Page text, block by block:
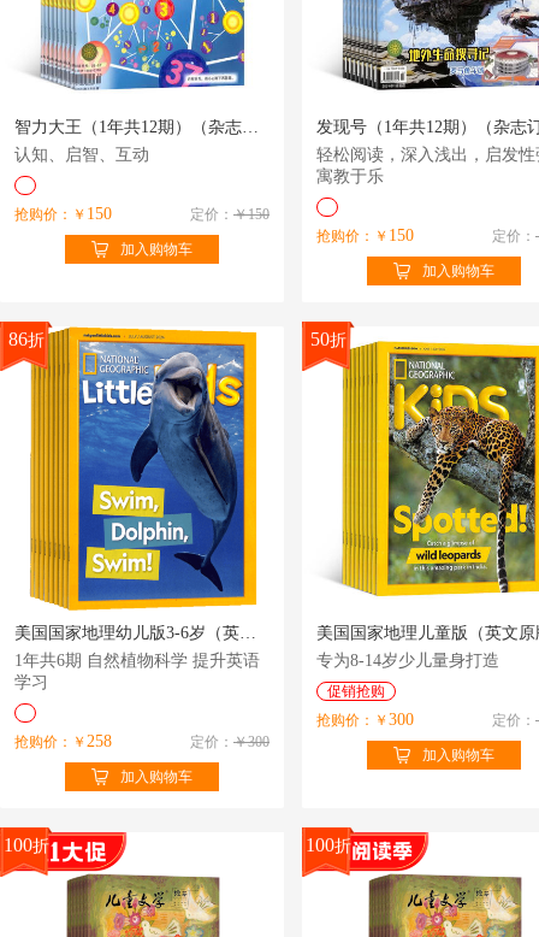
智力大王（1年共12期）（杂志订阅）
认知、启智、互动
抢购价：￥ 150 定价： ￥150
加入购物车
轻松阅读，深入浅出，启发性
寓教于乐
抢购价：￥ 150 定价：
加入购物车
86折
美国国家地理幼儿版3-6岁（英文原版）National Geographic Little Kids（1年共6期）（杂志订阅）
1年共6期 自然植物科学 提升英语
学习
抢购价：￥ 258 定价： ￥300
加入购物车
50折
专为8-14岁少儿量身打造
促销抢购
抢购价：￥ 300 定价：
加入购物车
100折 100折